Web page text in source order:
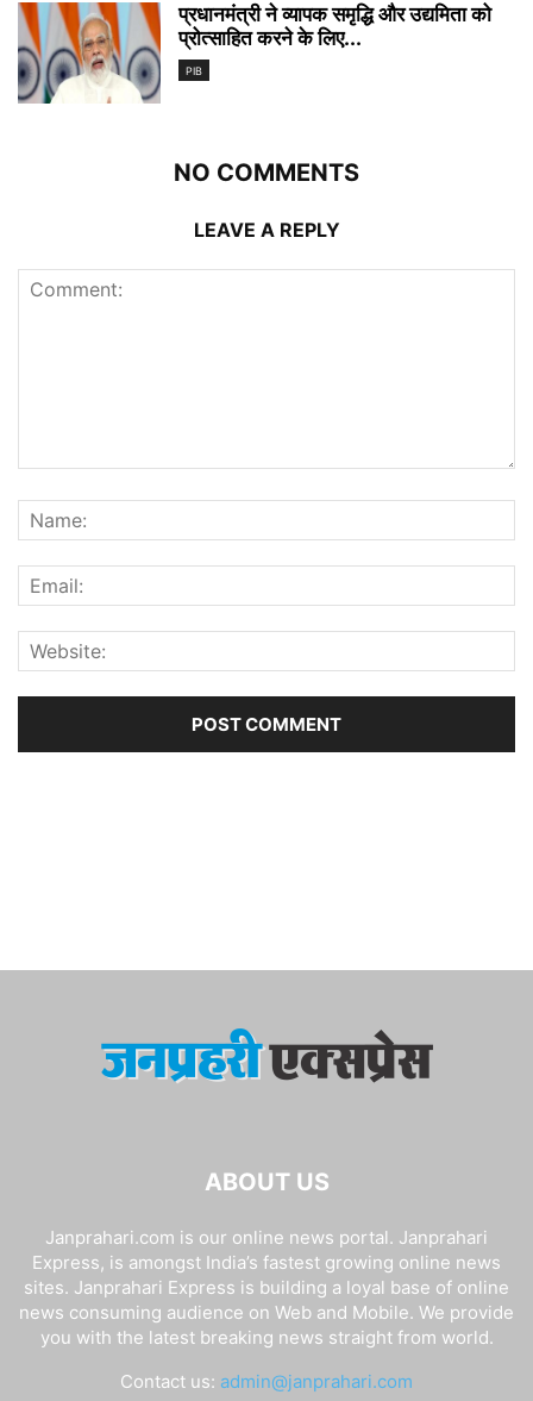
प्रधानमंत्री ने व्यापक समृद्धि और उद्यमिता को
प्रोत्साहित करने के लिए...
PIB
NO COMMENTS
LEAVE A REPLY
ABOUT US
Janprahari.com is our online news portal. Janprahari
Express, is amongst India’s fastest growing online news
sites. Janprahari Express is building a loyal base of online
news consuming audience on Web and Mobile. We provide
you with the latest breaking news straight from world.
Contact us: admin@janprahari.com